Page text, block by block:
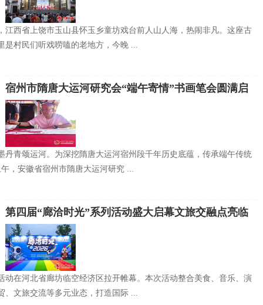
江西省上饶市玉山县怀玉乡童坊戏台前人山人海，热闹非凡。这座古
是村民们听戏唠嗑的老地方，今晚 ...
宿州市隋唐大运河研究会“端午寄情”书画笔会圆满启
幕
丹青颂运河。为深挖隋唐大运河宿州段千年历史底蕴，传承端午传统
，安徽省宿州市隋唐大运河研究 ...
第四届“廊洽时光”系列活动盛大启幕文旅交融点亮临
空廊坊
动在河北省廊坊临空经济区拉开帷幕。本次活动整合美食、音乐、演
、文旅交流等多元业态，打造国际 ...